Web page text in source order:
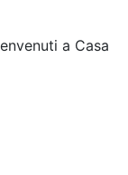
a Casa